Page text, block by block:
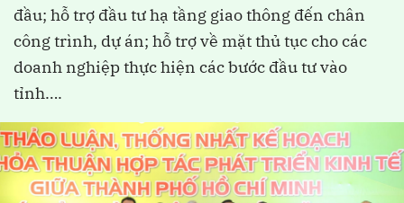
đầu; hỗ trợ đầu tư hạ tầng giao thông đến chân
công trình, dự án; hỗ trợ về mặt thủ tục cho các
doanh nghiệp thực hiện các bước đầu tư vào
tỉnh….